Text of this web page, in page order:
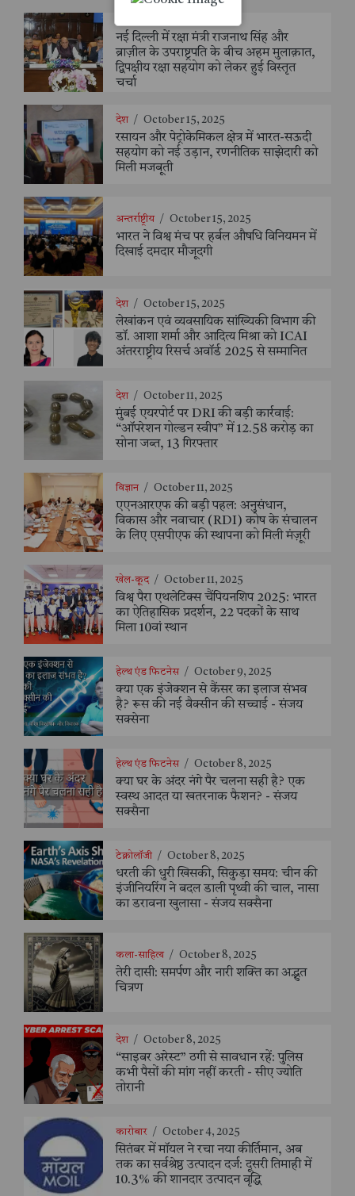
नई दिल्ली में रक्षा मंत्री राजनाथ सिंह और
ब्राज़ील के उपराष्ट्रपति के बीच अहम मुलाक़ात,
द्विपक्षीय रक्षा सहयोग को लेकर हुई विस्तृत
चर्चा
देश / October 15, 2025
रसायन और पेट्रोकेमिकल क्षेत्र में भारत-सऊदी
सहयोग को नई उड़ान, रणनीतिक साझेदारी को
मिली मजबूती
अन्तर्राष्ट्रीय / October 15, 2025
भारत ने विश्व मंच पर हर्बल औषधि विनियमन में
दिखाई दमदार मौजूदगी
देश / October 15, 2025
लेखांकन एवं व्यवसायिक सांख्यिकी विभाग की
डॉ. आशा शर्मा और आदित्य मिश्रा को ICAI
अंतरराष्ट्रीय रिसर्च अवॉर्ड 2025 से सम्मानित
देश / October 11, 2025
मुंबई एयरपोर्ट पर DRI की बड़ी कार्रवाई:
“ऑपरेशन गोल्डन स्वीप” में 12.58 करोड़ का
सोना जब्त, 13 गिरफ्तार
विज्ञान / October 11, 2025
एएनआरएफ की बड़ी पहल: अनुसंधान,
विकास और नवाचार (RDI) कोष के संचालन
के लिए एसपीएफ की स्थापना को मिली मंज़ूरी
खेल-कूद / October 11, 2025
विश्व पैरा एथलेटिक्स चैंपियनशिप 2025: भारत
का ऐतिहासिक प्रदर्शन, 22 पदकों के साथ
मिला 10वां स्थान
हेल्थ एंड फिटनेस / October 9, 2025
क्या एक इंजेक्शन से कैंसर का इलाज संभव
है? रूस की नई वैक्सीन की सच्चाई - संजय
सक्सेना
हेल्थ एंड फिटनेस / October 8, 2025
क्या घर के अंदर नंगे पैर चलना सही है? एक
स्वस्थ आदत या खतरनाक फैशन? - संजय
सक्सैना
टेक्नोलॉजी / October 8, 2025
धरती की धुरी खिसकी, सिकुड़ा समय: चीन की
इंजीनियरिंग ने बदल डाली पृथ्वी की चाल, नासा
का डरावना खुलासा - संजय सक्सैना
कला-साहित्य / October 8, 2025
तेरी दासी: समर्पण और नारी शक्ति का अद्भुत
चित्रण
देश / October 8, 2025
“साइबर अरेस्ट” ठगी से सावधान रहें: पुलिस
कभी पैसों की मांग नहीं करती - सीए ज्योति
तोरानी
कारोबार / October 4, 2025
सितंबर में मॉयल ने रचा नया कीर्तिमान, अब
तक का सर्वश्रेष्ठ उत्पादन दर्ज: दूसरी तिमाही में
10.3% की शानदार उत्पादन वृद्धि